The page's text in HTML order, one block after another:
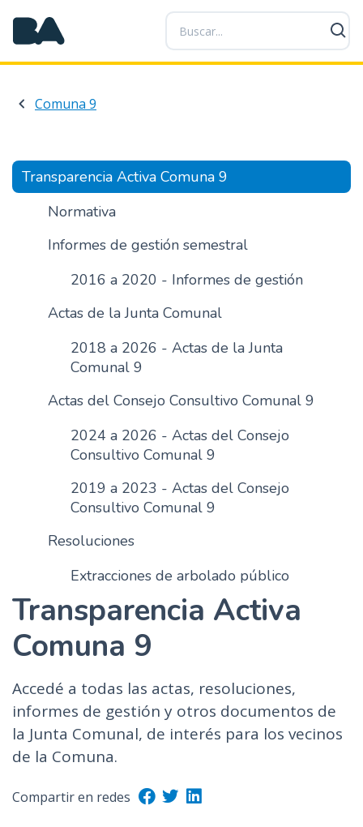
P
a
s
a
o
n
n
d
p
r
c
p
a
Comuna 9
Transparencia Activa Comuna 9
Normativa
Informes de gestión semestral
2016 a 2020 - Informes de gestión
Actas de la Junta Comunal
2018 a 2026 - Actas de la Junta
Comunal 9
Actas del Consejo Consultivo Comunal 9
2024 a 2026 - Actas del Consejo
Consultivo Comunal 9
2019 a 2023 - Actas del Consejo
Consultivo Comunal 9
Resoluciones
Extracciones de arbolado público
Transparencia Activa
Comuna 9
Accedé a todas las actas, resoluciones,
informes de gestión y otros documentos de
la Junta Comunal, de interés para los vecinos
de la Comuna.
Compartir en redes